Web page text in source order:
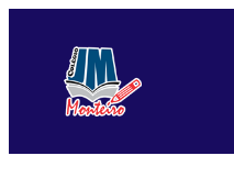
conteúdo